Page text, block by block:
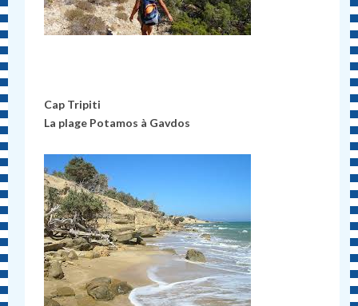
Cap Tripiti
La plage Potamos à Gavdos